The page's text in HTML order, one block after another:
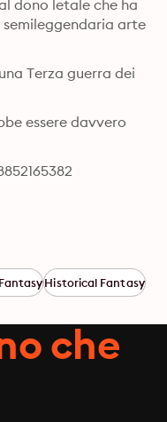
dono letale che ha
arte
Terza guerra dei
essere davvero
Historical Fantasy
che